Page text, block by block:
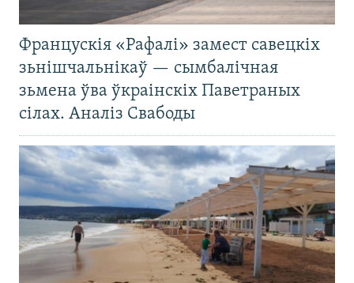
Францускія «Рафалі» замест савецкіх
зьнішчальнікаў — сымбалічная
зьмена ўва ўкраінскіх Паветраных
сілах. Аналіз Свабоды